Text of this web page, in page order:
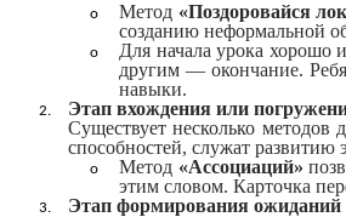
Метод «Поздоровайся
созданию неформальной
Для начала урока хорошо
другим — окончание.
навыки.
Этап вхождения или
Существует несколько
способностей, служат
Метод «Ассоциаций»
этим словом. Карточка
Этап формирования ожиданий